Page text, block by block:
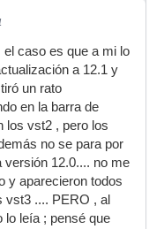
caso es que a mi lo
a 12.1 y
un rato
en la barra de
los vst2 , pero los
no se para por
versión 12.0.... no me
y aparecieron todos
vst3 .... PERO , al
lo leía ; pensé que